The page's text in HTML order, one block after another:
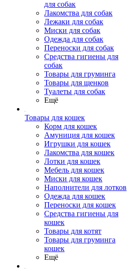
для собак
Лакомства для собак
Лежаки для собак
Миски для собак
Одежда для собак
Переноски для собак
Средства гигиены для
собак
Товары для груминга
Товары для щенков
Туалеты для собак
Ещё
Товары для кошек
Корм для кошек
Амуниция для кошек
Игрушки для кошек
Лакомства для кошек
Лотки для кошек
Мебель для кошек
Миски для кошек
Наполнители для лотков
Одежда для кошек
Переноски для кошек
Средства гигиены для
кошек
Товары для котят
Товары для груминга
кошек
Ещё